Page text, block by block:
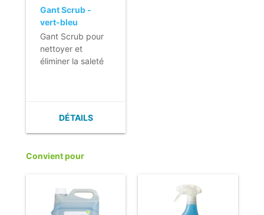
Gant Scrub -
vert-bleu
Gant Scrub pour
nettoyer et
éliminer la saleté
- Excellente
capacité
d'absorption de la
- Effet de
microfibre et de
polyester.
DÉTAILS
Convient pour